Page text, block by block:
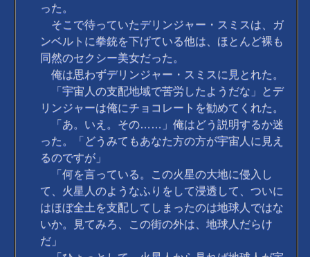
った。
そこで待っていたデリンジャー・スミスは、ガ
ンベルトに拳銃を下げている他は、ほとんど裸も
同然のセクシー美女だった。
俺は思わずデリンジャー・スミスに見とれた。
「宇宙人の支配地域で苦労したようだな」とデ
リンジャーは俺にチョコレートを勧めてくれた。
「あ。いえ。その……」俺はどう説明するか迷
った。「どうみてもあなた方の方が宇宙人に見え
るのですが」
「何を言っている。この火星の大地に侵入し
て、火星人のようなふりをして浸透して、ついに
はほぼ全土を支配してしまったのは地球人ではな
いか。見てみろ、この街の外は、地球人だらけ
だ」